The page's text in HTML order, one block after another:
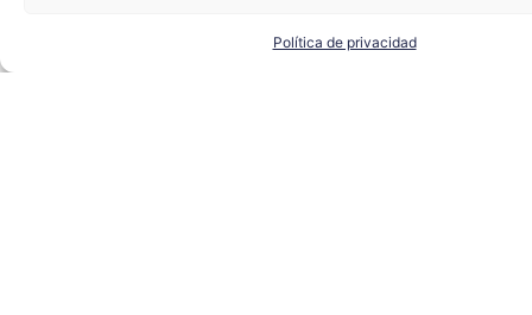
Política de privacidad